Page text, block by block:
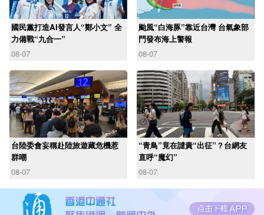
國民黨打造AI發言人“鄭小文” 全
力備戰“九合一”
08-07
颱風“白海豚”靠近台灣 台氣象部
門發布海上警報
08-07
台陸委會妄稱赴陸旅遊藏危機惹
群嘲
08-07
“青鳥”竟在譴責“出征”？台網友
直呼“魔幻”
08-07